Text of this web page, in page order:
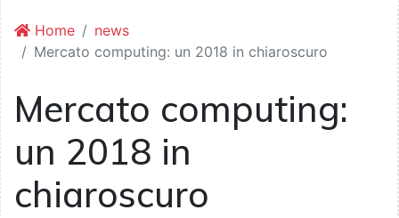
Home
news
Mercato computing: un 2018 in chiaroscuro
Mercato computing:
un 2018 in
chiaroscuro